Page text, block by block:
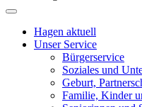
Hagen aktuell
Unser Service
Bürgerservice
Soziales und
Geburt,
Familie, Kinder